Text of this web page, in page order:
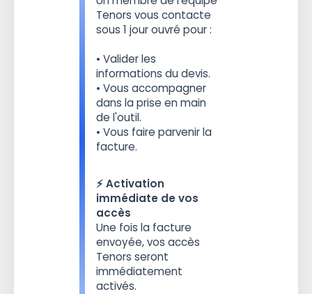
Tenors vous contacte
sous 1 jour ouvré pour :
• Valider les
informations du devis.
• Vous accompagner
dans la prise en main
de l'outil.
• Vous faire parvenir la
facture.
⚡️ Activation
immédiate de vos
accès
Une fois la facture
envoyée, vos accès
Tenors seront
immédiatement
activés.